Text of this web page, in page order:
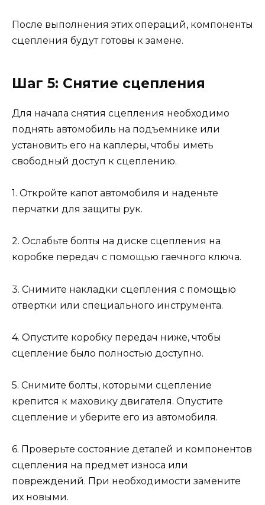
После выполнения этих операций, компоненты
сцепления будут готовы к замене.
Шаг 5: Снятие сцепления
Для начала снятия сцепления необходимо
поднять автомобиль на подъемнике или
установить его на каплеры, чтобы иметь
свободный доступ к сцеплению.
1. Откройте капот автомобиля и наденьте
перчатки для защиты рук.
2. Ослабьте болты на диске сцепления на
коробке передач с помощью гаечного ключа.
3. Снимите накладки сцепления с помощью
отвертки или специального инструмента.
4. Опустите коробку передач ниже, чтобы
сцепление было полностью доступно.
5. Снимите болты, которыми сцепление
крепится к маховику двигателя. Опустите
сцепление и уберите его из автомобиля.
6. Проверьте состояние деталей и компонентов
сцепления на предмет износа или
повреждений. При необходимости замените
их новыми.